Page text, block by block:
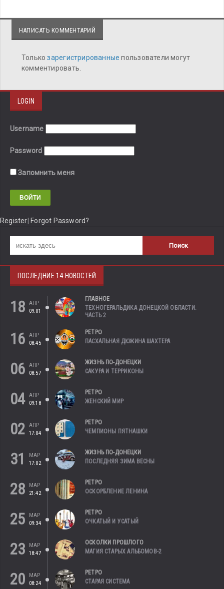
НАПИСАТЬ КОММЕНТАРИЙ
Толькозарегистрированныепользователи могут
комментировать.
LOGIN
Username
Password
Запомнить меня
Register Forgot Password?
ПОСЛЕДНИЕ 14 НОВОСТЕЙ
18
АПР
09:01
ГЛАВНОЕ
ТЕХНОГЕРАЛЬДИКА ДОНЕЦКОЙ ОБЛАСТИ.
ЧАСТЬ 2
16
АПР
08:45
РЕТРО
ПАСХАЛЬНАЯ ДЮЖИНА ШАХТЕРА
06
АПР
08:57
ЖИЗНЬ ПО-ДОНЕЦКИ
САКУРА И ТЕРРИКОНЫ
04 АПР
09:18
РЕТРО
ЖЕНСКИЙ МИР
02
АПР
17:04
РЕТРО
ЧЕМПИОНЫ ПЯТНАШКИ
31
МАР
17:02
ЖИЗНЬ ПО-ДОНЕЦКИ
ПОСЛЕДНЯЯ ЗИМА ВЕСНЫ
28
МАР
21:42
РЕТРО
ОСКОРБЛЕНИЕ ЛЕНИНА
25
МАР
09:34
РЕТРО
ОЧКАТЫЙ И УСАТЫЙ
23
МАР
18:47
ОСКОЛКИ ПРОШЛОГО
МАГИЯ СТАРЫХ АЛЬБОМОВ-2
20
МАР
08:24
РЕТРО
СТАРАЯ СИСТЕМА